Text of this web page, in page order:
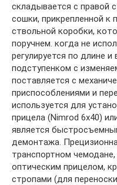
складывается с правой
сошки, прикрепленной к
ствольной коробки,
поручнем. когда не
регулируется по длине
подступенком с
поставляется с
приспособлениями и
используется для
прицела (Nimrod 6х40)
является
демонтажа.
транспортном
оптическим прицелом,
стропами (для